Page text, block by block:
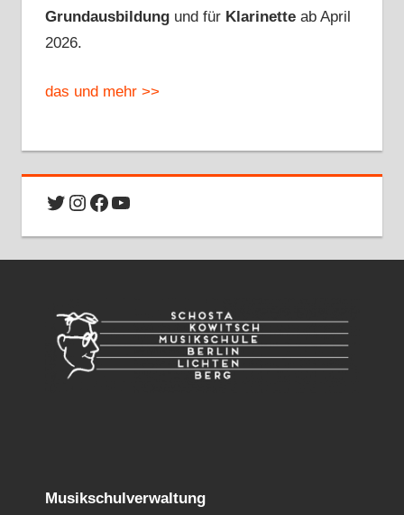
Grundausbildung und fürKlarinette ab April
2026.
das und mehr >>
Twitter
Instagram
Facebook
YouTube
Musikschulverwaltung